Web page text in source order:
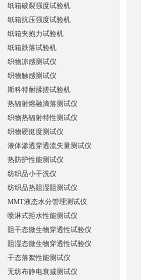
纸箱破裂强度试验机
纸箱抗压强度试验机
纸箱夹抱力试验机
纸箱跌落试验机
织物凉感测试仪
织物触感测试仪
斯科特耐揉搓试验机
热辐射熔融滴落测试仪
织物热辐射特性测试仪
织物硬挺度测试仪
液体渗透穿透流失量测试仪
热防护性能测试仪
纺织品小干洗仪
纺织品热阻湿阻测试仪
MMT液态水分管理测试仪
喷淋式拒水性能测试仪
阻干态微生物穿透性试验仪
阻湿态微生物穿透性试验仪
干态落絮性能测试仪
无纺布静电衰减测试仪